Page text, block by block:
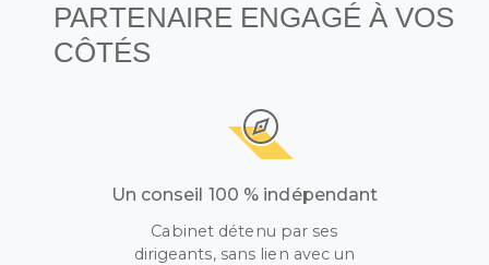
PARTENAIRE ENGAGÉ À VOS
CÔTÉS
Un conseil 100 % indépendant
Cabinet détenu par ses
dirigeants, sans lien avec un